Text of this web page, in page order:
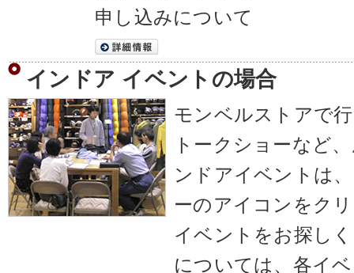
申し込みについて
インドア イベントの場合
モンベルストアで
トークショーなど
ンドアイベントは
ーのアイコンをク
イベントをお探し
については、各イ